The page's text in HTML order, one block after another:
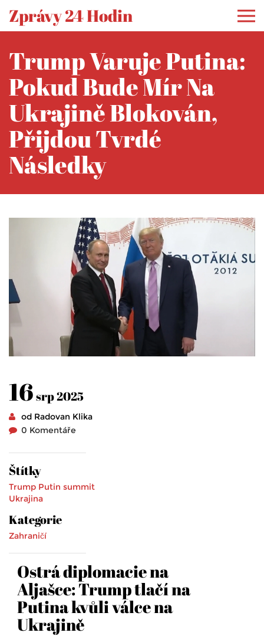
Zprávy 24 Hodin
Trump Varuje Putina:
Pokud Bude Mír Na
Ukrajině Blokován,
Přijdou Tvrdé
Následky
16srp 2025
od Radovan Klika
0 Komentáře
Štítky
Trump Putin summit
Ukrajina
Kategorie
Zahraničí
Ostrá diplomacie na
Aljašce: Trump tlačí na
Putina kvůli válce na
Ukrajině